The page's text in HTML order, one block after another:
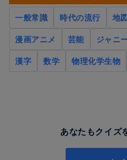
一般常識 時代の流行 地
漫画アニメ
芸能 ジャニ
漢字
数学 物理化学生物
あなたもクイズ